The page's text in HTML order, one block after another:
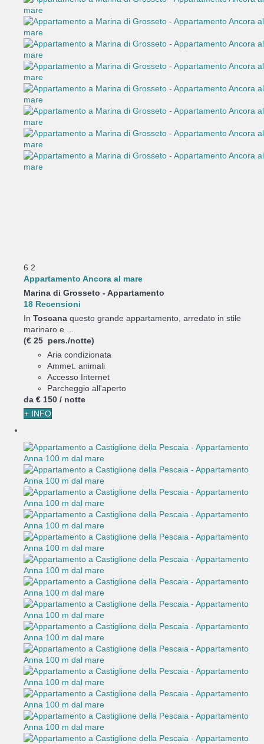
6 2
Appartamento Ancora al mare
Marina di Grosseto - Appartamento
18 Recensioni
In Toscana questo grande appartamento, arredato in stile
marinaro e ...
(€ 25 pers./notte)
Aria condizionata
Ammet. animali
Accesso Internet
Parcheggio all'aperto
da € 150 / notte
+ INFO